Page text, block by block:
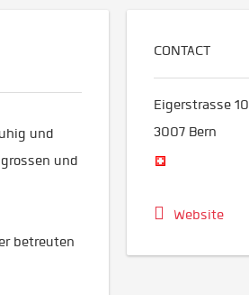
und
und
betreuten
CONTACT
Eigerstrasse 10
3007 Bern
Website